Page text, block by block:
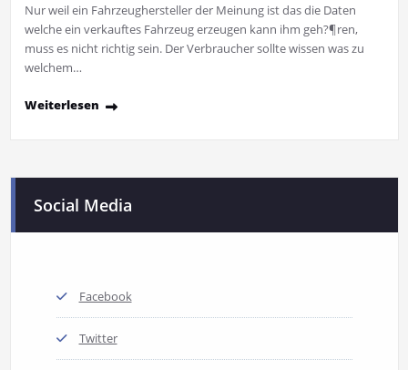
Nur weil ein Fahrzeughersteller der Meinung ist das die Daten
welche ein verkauftes Fahrzeug erzeugen kann ihm geh?¶ren,
muss es nicht richtig sein. Der Verbraucher sollte wissen was zu
welchem…
Weiterlesen
Social Media
Facebook
Twitter